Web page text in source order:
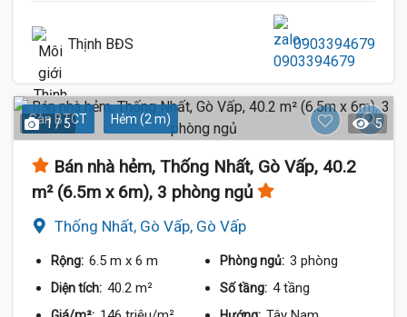
Thịnh BĐS 0903394679
Sàn BTCT Hẻm (2 m)
1 / 5 5
Bán nhà hẻm, Thống Nhất, Gò Vấp, 40.2
m² (6.5m x 6m), 3 phòng ngủ
Thống Nhất, Gò Vấp, Gò Vấp
Rộng: 6.5 m x 6 m Phòng ngủ: 3 phòng
Diện tích: 40.2 m² Số tầng: 4 tầng